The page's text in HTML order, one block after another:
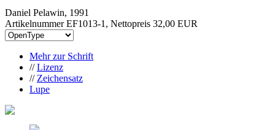
Daniel Pelawin, 1991
Artikelnummer EF1013-1, Nettopreis 32,00 EUR
Mehr zur Schrift
//Lizenz
// Zeichensatz
Lupe